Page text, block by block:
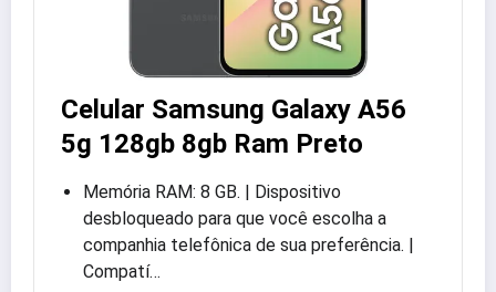
Celular Samsung Galaxy A56
5g 128gb 8gb Ram Preto
Memória RAM: 8 GB. | Dispositivo
desbloqueado para que você escolha a
companhia telefônica de sua preferência. |
Compatí…